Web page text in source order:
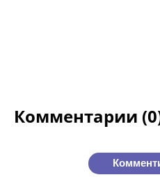
Комментарии